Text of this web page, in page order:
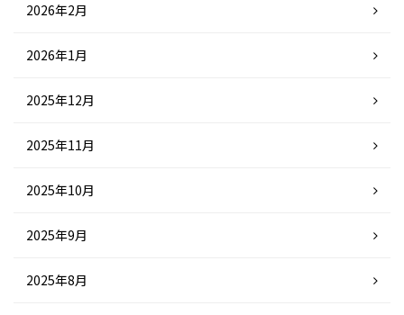
2026年2月
2026年1月
2025年12月
2025年11月
2025年10月
2025年9月
2025年8月